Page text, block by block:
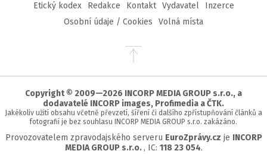
Etický kodex Redakce Kontakt Vydavatel
Inzerce
Osobní údaje / Cookies
Volná místa
Přejít
stránky
Copyright © 2009—2026 INCORP MEDIA GROUP s.r.o., a
dodavatelé INCORP images, Profimedia a ČTK.
Jakékoliv užití obsahu včetně převzetí, šíření či dalšího zpřístupňování článků a
fotografií je bez souhlasu INCORP MEDIA GROUP s.r.o. zakázáno.
Provozovatelem zpravodajského serveru EuroZprávy.cz je INCORP
MEDIA GROUP s.r.o. , IC: 118 23 054.